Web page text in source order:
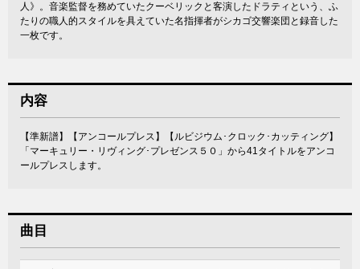
人》。音楽監督を務めていたクーベリックと客演したドラティという、ふ
たりの職人的スタイルを具えていた名指揮者がシカゴ交響楽団と録音した
一枚です。
内容
【準新譜】【アンコールプレス】【ルビジウム･クロック･カッティング】
「マーキュリー・リヴィング･プレゼンス５０」から41タイトルをアンコ
ールプレスします。
曲目